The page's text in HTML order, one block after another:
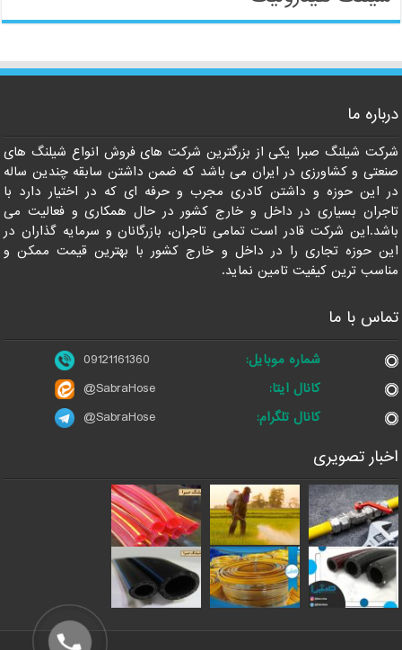
درباره ما
شرکت شیلنگ صبرا یکی از بزرگترین شرکت های فروش انواع شیلنگ های
صنعتی و کشاورزی در ایران می باشد که ضمن داشتن سابقه چندین ساله
در این حوزه و داشتن کادری مجرب و حرفه ای که در اختیار دارد با
تاجران بسیاری در داخل و خارج کشور در حال همکاری و فعالیت می
باشد.این شرکت قادر است تمامی تاجران، بازرگانان و سرمایه گذاران در
این حوزه تجاری را در داخل و خارج کشور با بهترین قیمت ممکن و
مناسب ترین کیفیت تامین نماید.
تماس با ما
شماره موبایل:
09121161360
کانال ایتا:
@SabraHose
کانال تلگرام:
@SabraHose
اخبار تصویری